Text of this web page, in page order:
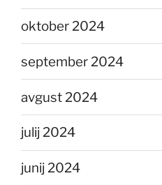
oktober 2024
september 2024
avgust 2024
julij 2024
junij 2024